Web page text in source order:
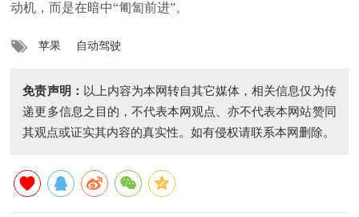
动机，而是在暗中“匍匐前进”。
苹果 自动驾驶
免责声明： 以上内容为本网转自其它媒体，相关信息仅为传
递更多信息之目的，不代表本网观点、亦不代表本网站赞同
其观点或证实其内容的真实性。如有侵权请联系本网删除。